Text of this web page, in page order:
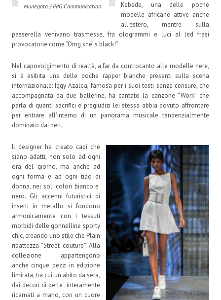
Munegato / PdG Communication
Kebede, una delle poche
modelle africane attive anche
all’estero, mentre sulla
passerella venivano trasmesse, fra ologrammi e luci al led frasi
provocatorie come “Omg she’ s black!”
Nel capovolgimento di realtà, a far da controcanto alle modelle nere,
si è esibita una delle poche rapper bianche presenti sulla scena
internazionale: Iggy Azalea, famosa per i suoi testi senza censure, che
accompagnata da due ballerine, ha cantato la canzone “Work” che
parla di quanti sacrifici e pregiudizi lei stessa abbia dovuto affrontare
per entrare all’interno di un panorama musicale tendenzialmente
dominato dai neri.
Il designer ha creato capi che
siano adatti, non solo ad ogni
ora del giorno, ma anche ad
ogni forma e ad ogni tipo di
donna, nei soli colori bianco e
nero. Gli accenni futuristici di
inserti in metallo si fondono
armonicamente con i tessuti
morbidi delle gonnelline sporty
chic, creando uno stile che Plain
ribattezza “Street couture”. Alla
collezione appartengono
anche cinque pezzi in edizione
limitata, tra cui un abito da sera,
dai decori di perle interamente
ricamati a mano, con un cuore